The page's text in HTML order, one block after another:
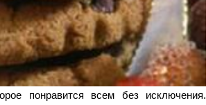
понравится всем без исключения.